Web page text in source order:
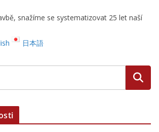
snažíme se systematizovat 25 let naší
日本語